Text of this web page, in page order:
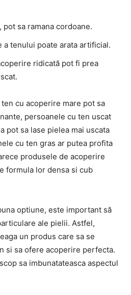
pot sa ramana cordoane.
a tenului poate arata artificial.
ridicată pot fi prea
cu acoperire mare pot sa
persoanele cu ten uscat
pot sa lase pielea mai uscata
cu ten gras ar putea profita
produsele de acoperire
formula lor densa si cub
optiune, este important să
ale pielii. Astfel,
un produs care sa se
si sa ofere acoperire perfecta.
sa imbunatateasca aspectul